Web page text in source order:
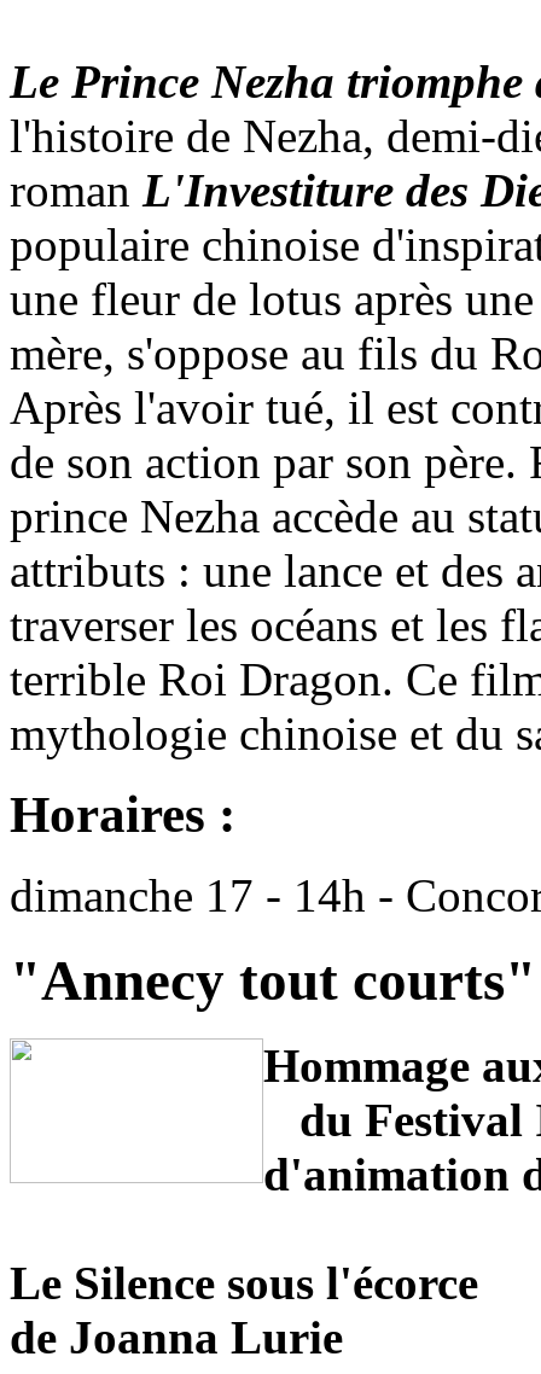
Le Prince Nezha
l'histoire de Nezha, demi-
roman L'Investiture des
populaire chinoise
une fleur de lotus après
mère, s'oppose au fils du
Après l'avoir tué, il est
de son action par son père.
prince Nezha accède au
attributs : une lance et des
traverser les océans et les
terrible Roi Dragon. Ce
mythologie chinoise et du
Horaires :
dimanche 17 - 14h -
"Annecy tout
Hommage
du Festival
d'animation
Le Silence sous l'écorce
de Joanna Lurie